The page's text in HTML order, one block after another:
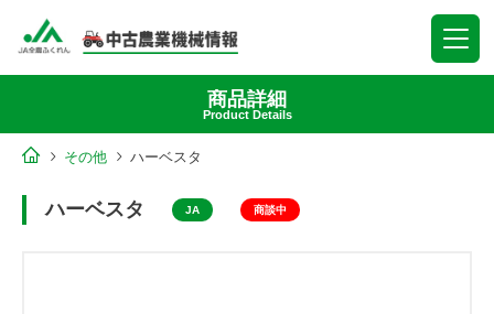
商品詳細
Product Details
その他 ハーベスタ
ハーベスタ JA 商談中